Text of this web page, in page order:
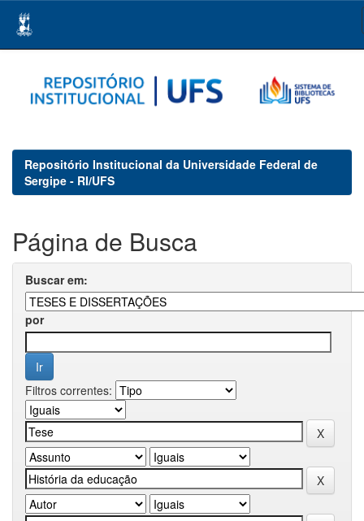
navigation
Repositório Institucional da Universidade Federal de
Sergipe - RI/UFS
Página de Busca
Buscar em:
por
Filtros correntes: